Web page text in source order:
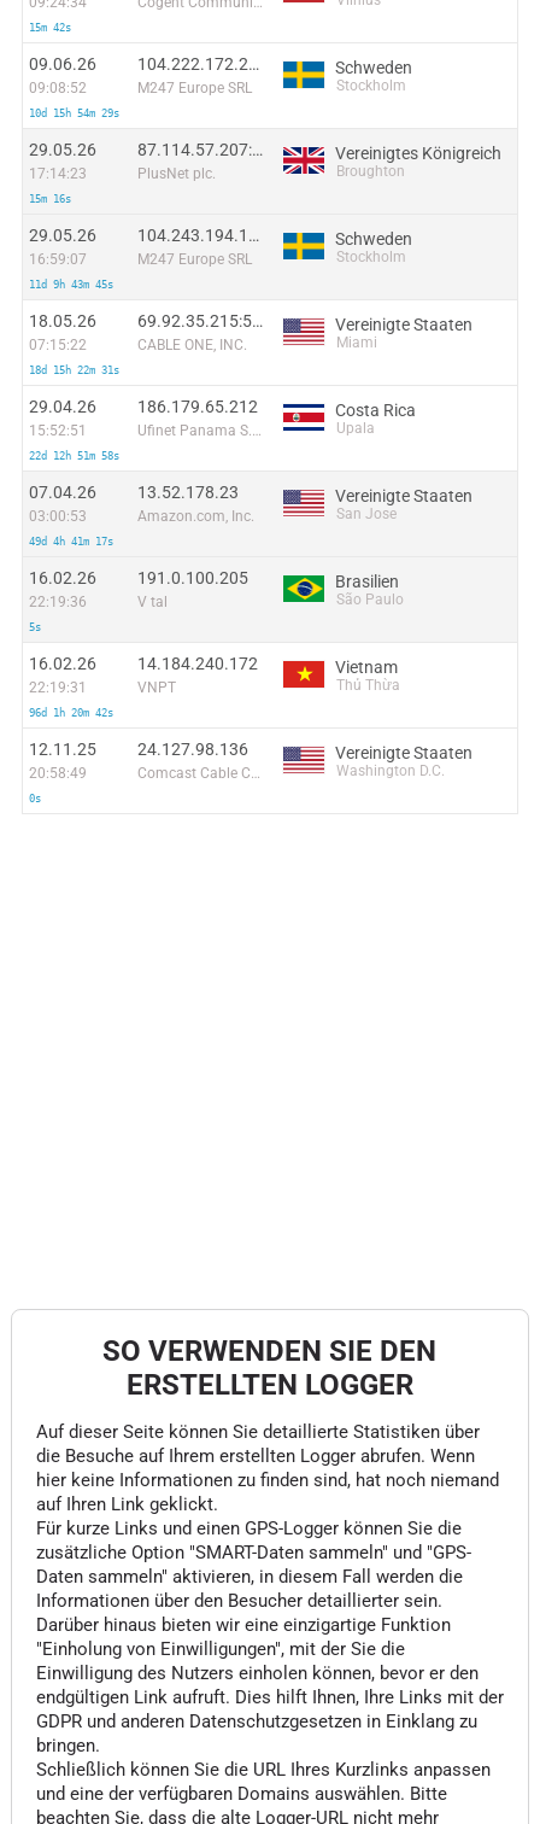
15m 42s
09.06.26
09:08:52
10d 15h 54m 29s
104.222.172.238:51826
M247 Europe SRL
Schweden
Stockholm
29.05.26
17:14:23
15m 16s
87.114.57.207:40649
PlusNet plc.
Vereinigtes Königreich
Broughton
29.05.26
16:59:07
11d 9h 43m 45s
104.243.194.193:58724
M247 Europe SRL
Schweden
Stockholm
18.05.26
07:15:22
18d 15h 22m 31s
69.92.35.215:58771
CABLE ONE, INC.
Vereinigte Staaten
Miami
29.04.26
15:52:51
22d 12h 51m 58s
186.179.65.212
Ufinet Panama S.A.
Costa Rica
Upala
07.04.26
03:00:53
49d 4h 41m 17s
13.52.178.23
Amazon.com, Inc.
Vereinigte Staaten
San Jose
16.02.26
22:19:36
5s
191.0.100.205
V tal
Brasilien
São Paulo
16.02.26
22:19:31
96d 1h 20m 42s
14.184.240.172
VNPT
Vietnam
Thủ Thừa
12.11.25
20:58:49
0s
24.127.98.136
Comcast Cable Communications, LLC
Vereinigte Staaten
Washington D.C.
SO VERWENDEN SIE DEN
ERSTELLTEN LOGGER
Auf dieser Seite können Sie detaillierte Statistiken über
die Besuche auf Ihrem erstellten Logger abrufen. Wenn
hier keine Informationen zu finden sind, hat noch niemand
auf Ihren Link geklickt.
Für kurze Links und einen GPS-Logger können Sie die
zusätzliche Option "SMART-Daten sammeln" und "GPS-
Daten sammeln" aktivieren, in diesem Fall werden die
Informationen über den Besucher detaillierter sein.
Darüber hinaus bieten wir eine einzigartige Funktion
"Einholung von Einwilligungen", mit der Sie die
Einwilligung des Nutzers einholen können, bevor er den
endgültigen Link aufruft. Dies hilft Ihnen, Ihre Links mit der
GDPR und anderen Datenschutzgesetzen in Einklang zu
bringen.
Schließlich können Sie die URL Ihres Kurzlinks anpassen
und eine der verfügbaren Domains auswählen. Bitte
beachten Sie, dass die alte Logger-URL nicht mehr